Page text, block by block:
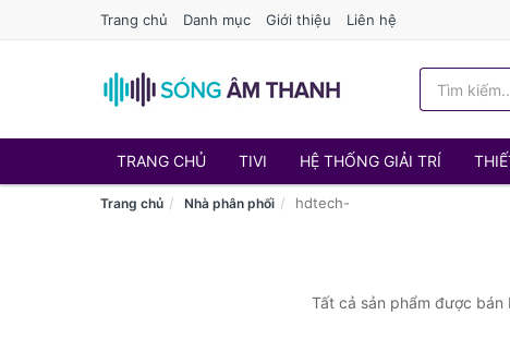
Trang chủ Danh mục Giới thiệu Liên hệ
TRANG CHỦ TIVI HỆ THỐNG GIẢI TRÍ
Trang chủ Nhà phân phối hdtech-
Tất cả sản phẩm được